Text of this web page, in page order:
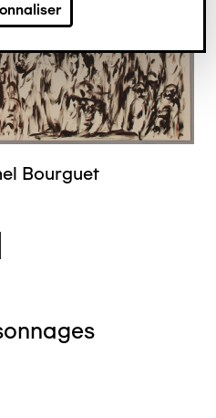
Bourguet